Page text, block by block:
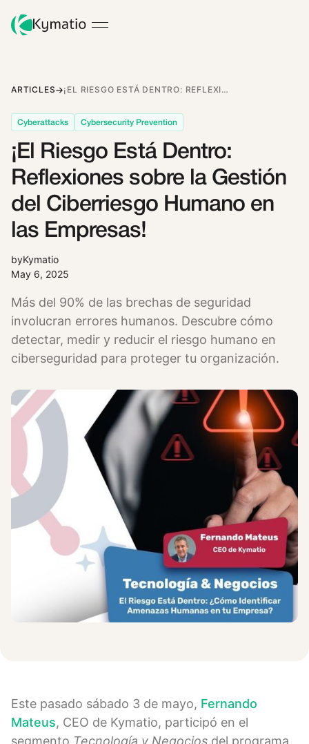
ARTICLES ¡EL RIESGO ESTÁ DENTRO: REFLEXIONES SOBRE LA GESTIÓN DEL CIBERRIESGO HUMANO EN LAS EMPRESAS!
Cyberattacks Cybersecurity Prevention
¡El Riesgo Está Dentro:
Reflexiones sobre la Gestión
del Ciberriesgo Humano en
las Empresas!
byKymatio
May 6, 2025
Más del 90% de las brechas de seguridad
involucran errores humanos. Descubre cómo
detectar, medir y reducir el riesgo humano en
ciberseguridad para proteger tu organización.
Este pasado sábado 3 de mayo, Fernando
Mateus, CEO de Kymatio, participó en el